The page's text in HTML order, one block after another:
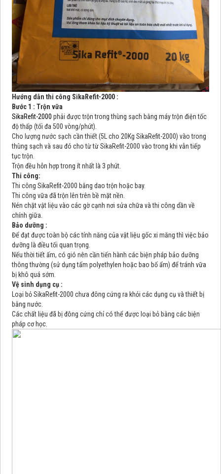
Hướng dẫn thi công SikaRefit-2000 :
Bước 1 : Trộn vữa
SikaRefit-2000 phải được trộn trong thùng sạch bằng máy trộn điện tốc
độ thấp (tối đa 500 vòng/phút).
Cho lượng nước sạch cần thiết (5L cho 20Kg SikaRefit-2000) vào trong
thùng sạch và sau đó cho từ từ SikaRefit-2000 vào trong khi vẫn tiếp
tục trộn.
Trộn đều hỗn hợp trong ít nhất là 3 phút.
Thi công:
Thi công SikaRefit-2000 bằng dao trộn hoặc bay.
Thi công vữa đã trộn lên trên bề mặt nền.
Nén chặt vật liệu vào các gờ cạnh nơi sửa chữa và thi công dần về
chính giữa.
Bảo dưỡng :
Để đạt được toàn bộ các tính năng của vật liệu gốc xi măng thì việc bảo
dưỡng là điều tối quan trọng.
Nếu thời tiết ấm, có gió nên cần tiến hành các biện pháp bảo dưỡng
thông thường (sử dụng tấm polyethylen hoặc bao bố ẩm) để tránh vữa
bị khô quá sớm.
Vệ sinh dụng cụ :
Loại bỏ SikaRefit-2000 chưa đông cứng ra khỏi các dụng cụ và thiết bị
bằng nước.
Các chất liệu đã bị đông cứng chỉ có thể được loại bỏ bằng các biện
pháp cơ học.